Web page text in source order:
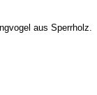
aus Sperrholz.